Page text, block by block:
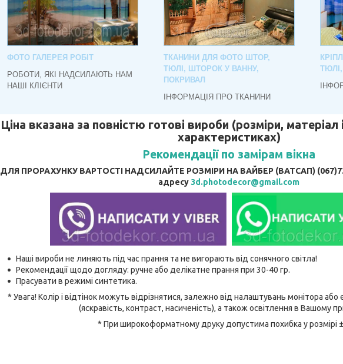
ФОТО ГАЛЕРЕЯ РОБІТ
РОБОТИ, ЯКІ НАДСИЛАЮТЬ НАМ
НАШІ КЛІЄНТИ
ТКАНИНИ ДЛЯ ФОТО ШТОР,
ТЮЛІ, ШТОРОК У ВАННУ,
ПОКРИВАЛ
ІНФОРМАЦІЯ ПРО ТКАНИНИ
Ціна вказана за повністю готові вироби (розміри, матеріал
характеристиках)
Рекомендації по замірам вікна
ДЛЯ ПРОРАХУНКУ ВАРТОСТІ НАДСИЛАЙТЕ РОЗМІРИ НА ВАЙБЕР (ВАТСАП)
адресу 3d.photodecor@gmail.com
Наші вироби не линяють під час прання та не вигорають від сонячного світла!
Рекомендації щодо догляду: ручне або делікатне прання при 30-40 гр.
Прасувати в режимі синтетика.
* Увага! Колір і відтінок можуть відрізнятися, залежно від налаштувань монітора
(яскравість, контраст, насиченість), а також освітлення в Вашому
* При широкоформатному друку допустима похибка у розмірі